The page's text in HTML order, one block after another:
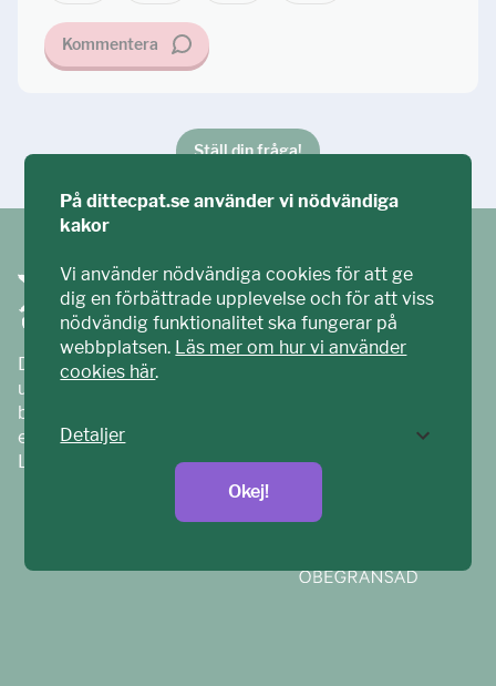
Kommentera
Ställ din fråga!
Ditt ECPAT har tagits fram tillsammans med barn och
unga. Vi är en del av ECPAT Sverige – en
barnrättsorganisation som arbetar mot sexuell
exploatering av barn.
Läs mer på
ecpat.se
På dittecpat.se använder vi nödvändiga
kakor
Vi använder nödvändiga cookies för att ge
dig en förbättrade upplevelse och för att viss
nödvändig funktionalitet ska fungerar på
webbplatsen. Läs mer om hur vi använder
cookies här.
Detaljer
Okej!